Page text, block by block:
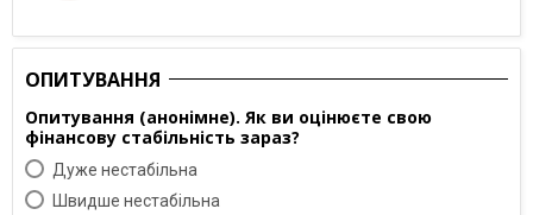
ОПИТУВАННЯ
Опитування (анонімне). Як ви оцінюєте свою
фінансову стабільність зараз?
Дуже нестабільна
Швидше нестабільна